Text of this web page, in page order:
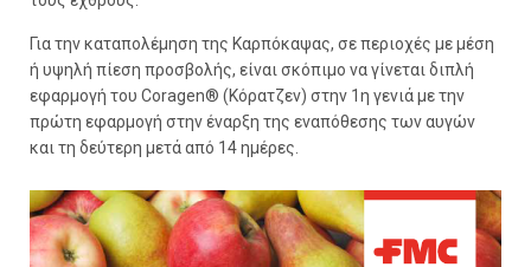
Για την καταπολέμηση της Καρπόκαψας, σε περιοχές με μέση
ή υψηλή πίεση προσβολής, είναι σκόπιμο να γίνεται διπλή
εφαρμογή του Coragen® (Κόρατζεν) στην 1η γενιά με την
πρώτη εφαρμογή στην έναρξη της εναπόθεσης των αυγών
και τη δεύτερη μετά από 14 ημέρες.